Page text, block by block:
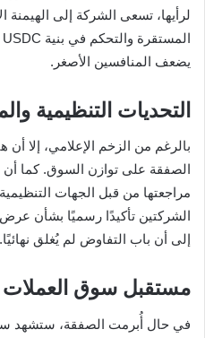
لرأيها، تسعى الشركة إلى
يضعف المنافسين الأصغر.
التحديات التنظيمية
بالرغم من الزخم الإعلامي، إلا
الصفقة على توازن السوق. كما
مراجعتها من قبل الجهات
الشركتين تأكيدًا رسميًا بشأن
إلى أن باب التفاوض لم يُغلق نهائيًا.
مستقبل سوق العملات
في حال أُبرمت الصفقة، ستشهد